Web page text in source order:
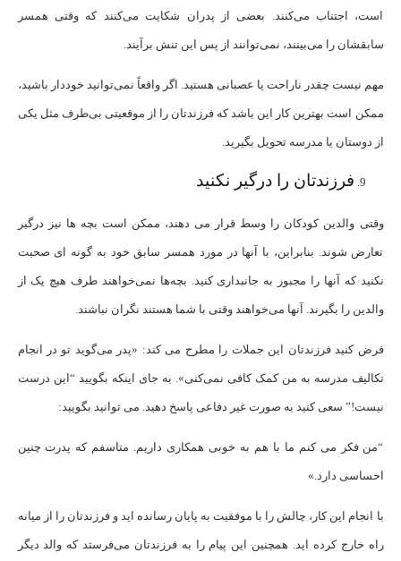
است، اجتناب می‌کنند. بعضی از پدران شکایت می‌کنند که وقتی همسر
سابقشان را می‌بینند، نمی‌توانند از پس این تنش برآیند.
مهم نیست چقدر ناراحت یا عصبانی هستید. اگر واقعاً نمی‌توانید خوددار باشید،
ممکن است بهترین کار این باشد که فرزندتان را از موقعیتی بی‌طرف مثل یکی
از دوستان یا مدرسه تحویل بگیرید.
فرزندتان را درگیر نکنید
وقتی والدین کودکان را وسط قرار می دهند، ممکن است بچه ها نیز درگیر
تعارض شوند. بنابراین، با آنها در مورد همسر سابق خود به گونه ای صحبت
نکنید که آنها را مجبور به جانبداری کنید. بچه‌ها نمی‌خواهند طرف هیچ یک از
والدین را بگیرند. آنها می‌خواهند وقتی با شما هستند نگران نباشند.
فرض کنید فرزندتان این جملات را مطرح می کند: «پدر می‌گوید تو در انجام
تکالیف مدرسه به من کمک کافی نمی‌کنی». به جای اینکه بگویید “این درست
نیست!” سعی کنید به صورت غیر دفاعی پاسخ دهید. می توانید بگویید:
“من فکر می کنم ما با هم به خوبی همکاری داریم. متاسفم که پدرت چنین
احساسی دارد.»
با انجام این کار، چالش را با موفقیت به پایان رسانده اید و فرزندتان را از میانه
راه خارج کرده اید. همچنین این پیام را به فرزندتان می‌فرستد که والد دیگر